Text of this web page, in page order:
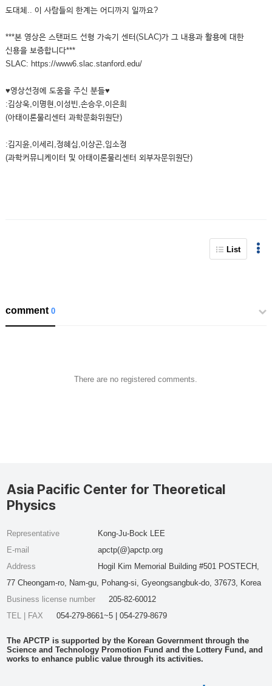
도대체.. 이 사람들의 한계는 어디까지 일까요?
***본 영상은 스탠퍼드 선형 가속기 센터(SLAC)가 그 내용과 활용에 대한
신용을 보증합니다***
SLAC: https://www6.slac.stanford.edu/
♥영상선정에 도움을 주신 분들♥
:김상욱,이명현,이성빈,손승우,이은희
(아태이론물리센터 과학문화위원단)
:김지윤,이세리,정혜심,이상곤,임소정
(과학커뮤니케이터 및 아태이론물리센터 외부자문위원단)
List
comment0
There are no registered comments.
Asia Pacific Center for Theoretical
Physics
Representative
Kong-Ju-Bock LEE
E-mail
apctp(@)apctp.org
Address
Hogil Kim Memorial Building #501 POSTECH,
77 Cheongam-ro, Nam-gu, Pohang-si, Gyeongsangbuk-do, 37673, Korea
Business license number
205-82-60012
TEL | FAX
054-279-8661~5 | 054-279-8679
The APCTP is supported by the Korean Government through the
Science and Technology Promotion Fund and the Lottery Fund, and
works to enhance public value through its activities.